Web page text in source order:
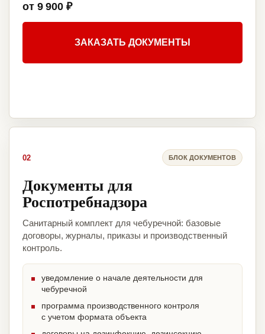
от 9 900 ₽
ЗАКАЗАТЬ ДОКУМЕНТЫ
02 БЛОК ДОКУМЕНТОВ
Документы для
Роспотребнадзора
Санитарный комплект для чебуречной: базовые
договоры, журналы, приказы и производственный
контроль.
уведомление о начале деятельности для
чебуречной
программа производственного контроля
с учетом формата объекта